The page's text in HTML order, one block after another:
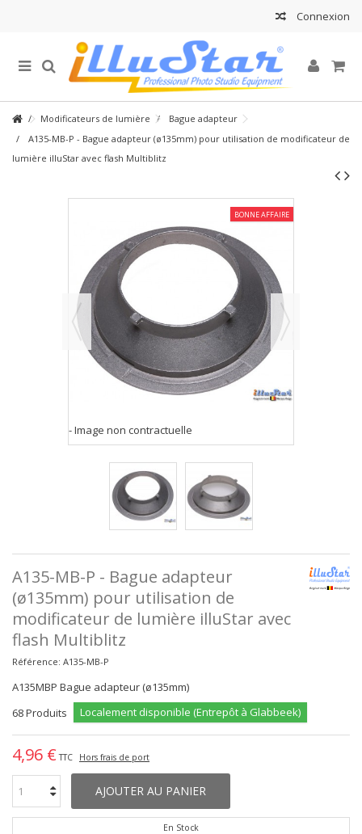
Connexion
Modificateurs de lumière
Bague adapteur
A135-MB-P - Bague adapteur (ø135mm) pour utilisation de modificateur de
lumière illuStar avec flash Multiblitz
BONNE AFFAIRE
- Image non contractuelle
A135-MB-P - Bague adapteur
(ø135mm) pour utilisation de
modificateur de lumière illuStar avec
flash Multiblitz
Référence: A135-MB-P
A135MBP Bague adapteur (ø135mm)
68Produits Localement disponible (Entrepôt à Glabbeek)
4,96 € TTC Hors frais de port
AJOUTER AU PANIER
En Stock